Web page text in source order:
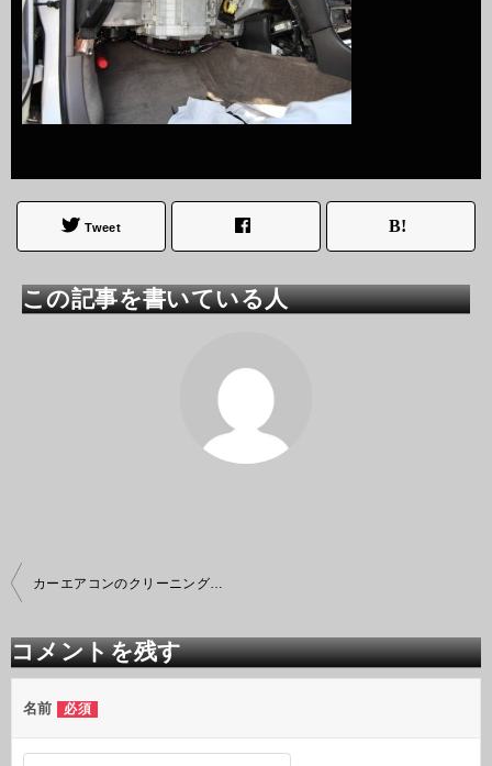
Tweet
この記事を書いている人
投
稿
ビ
ゲ
ー
シ
ン
カーエアコンのクリーニングと殺菌
コメントを残す
名前 必須